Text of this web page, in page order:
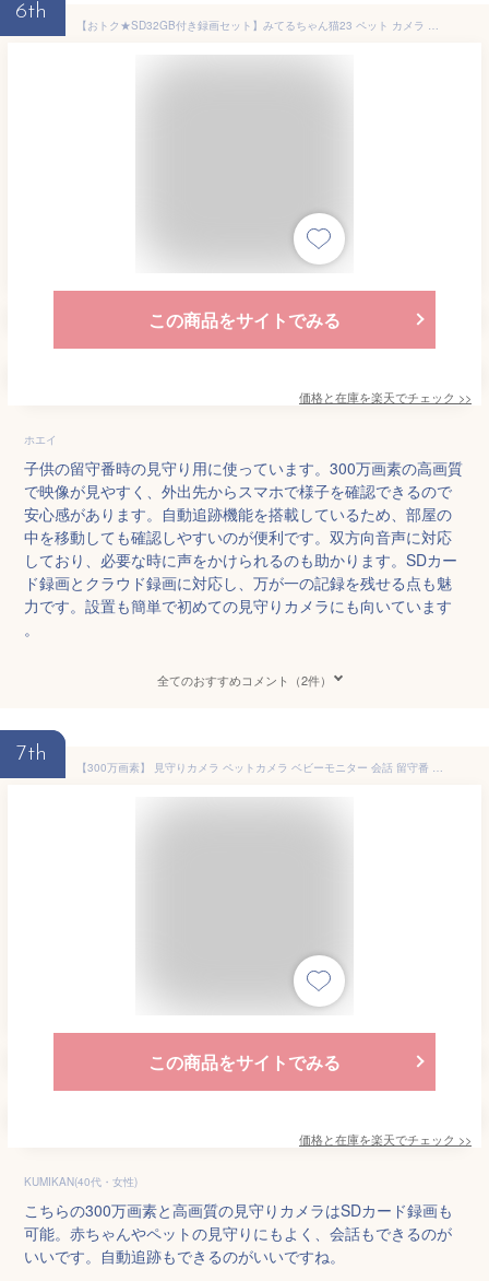
6th
【おトク★SD32GB付き録画セット】みてるちゃん猫23 ペット カメラ ペットモニター 猫 子猫 猫 留守番 楽天1位 ワイヤレス クラウド録画 300万画素 アレクサ対応 家庭用 ペットカメラ 見守りカメラ ベビーモニター 留守 屋内用 MicroSDカード録画 小型 スマホ 自動追跡 子供
この商品をサイトでみる
価格と在庫を楽天でチェック >>
ホエイ
子供の留守番時の見守り用に使っています。300万画素の高画質
で映像が見やすく、外出先からスマホで様子を確認できるので
安心感があります。自動追跡機能を搭載しているため、部屋の
中を移動しても確認しやすいのが便利です。双方向音声に対応
しており、必要な時に声をかけられるのも助かります。SDカー
ド録画とクラウド録画に対応し、万が一の記録を残せる点も魅
力です。設置も簡単で初めての見守りカメラにも向いています
。
全てのおすすめコメント（2件）
7th
【300万画素】 見守りカメラ ペットカメラ ベビーモニター 会話 留守番 家庭用 追尾 WiFi 暗視 ベビーカメラ 屋内用防犯カメラ 監視カメラ SDカード録画 遠隔 スマホ 無線 自動追跡 ネットワーク 防犯 子供 赤ちゃん 犬猫 300万画素
この商品をサイトでみる
価格と在庫を楽天でチェック >>
KUMIKAN(40代・女性)
こちらの300万画素と高画質の見守りカメラはSDカード録画も
可能。赤ちゃんやペットの見守りにもよく、会話もできるのが
いいです。自動追跡もできるのがいいですね。